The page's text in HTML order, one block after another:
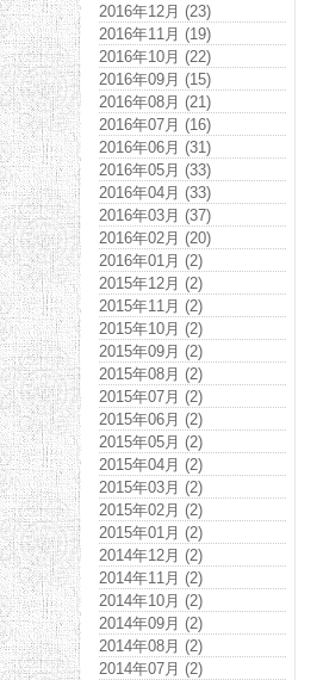
2016年12月 (23)
2016年11月 (19)
2016年10月 (22)
2016年09月 (15)
2016年08月 (21)
2016年07月 (16)
2016年06月 (31)
2016年05月 (33)
2016年04月 (33)
2016年03月 (37)
2016年02月 (20)
2016年01月 (2)
2015年12月 (2)
2015年11月 (2)
2015年10月 (2)
2015年09月 (2)
2015年08月 (2)
2015年07月 (2)
2015年06月 (2)
2015年05月 (2)
2015年04月 (2)
2015年03月 (2)
2015年02月 (2)
2015年01月 (2)
2014年12月 (2)
2014年11月 (2)
2014年10月 (2)
2014年09月 (2)
2014年08月 (2)
2014年07月 (2)